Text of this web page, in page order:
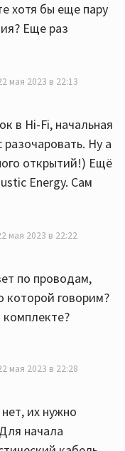
хотя бы еще пару
Еще раз
мая 2023 в 22:13
в Hi-Fi, начальная
Ну а
открытий!) Ещё
Energy. Сам
мая 2023 в 22:22
по проводам,
которой говорим?
мая 2023 в 22:28
их нужно
начала